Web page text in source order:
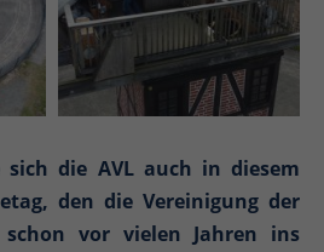
die AVL auch in diesem
den die Vereinigung der
schon vor vielen Jahren ins